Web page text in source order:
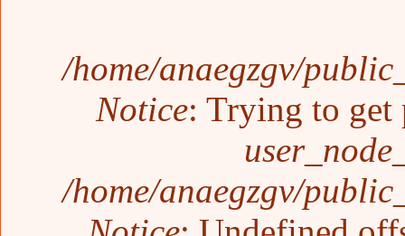
/home/anaegzgv/
Notice: Trying to get
/home/anaegzgv/